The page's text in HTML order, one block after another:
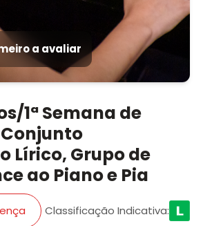
a avaliar
1ª Semana de
Lírico, Grupo de
ao Piano e Pia
Classificação Indicativa: